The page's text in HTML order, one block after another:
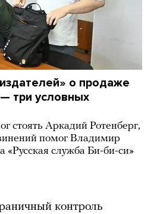
о продаже
три условных
стоять Аркадий Ротенберг,
помог Владимир
служба Би-би-си»
контроль